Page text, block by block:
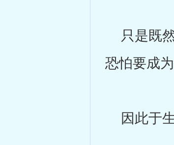
只是既
恐怕要成
因此于